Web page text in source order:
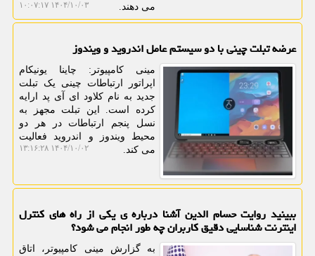
می دهند.
۱۴۰۴/۱۰/۰۳ ۱۰:۰۷:۱۷
عرضه تبلت چینی با دو سیستم عامل اندروید و ویندوز
مینی کامپیوتر: چاینا یونیکام
اپراتور ارتباطات چینی یک تبلت
جدید به نام کلاود ای آی پد ارایه
کرده است. این تبلت مجهز به
نسل پنجم ارتباطات در هر دو
محیط ویندوز و اندروید فعالیت
می کند.
۱۴۰۴/۱۰/۰۲ ۱۳:۱۶:۲۸
ببینید روایت حسام الدین آشنا درباره ی یکی از راه های کنترل
اینترنت شناسایی دقیق کاربران چه طور انجام می شود؟
به گزارش مینی کامپیوتر، اتاق